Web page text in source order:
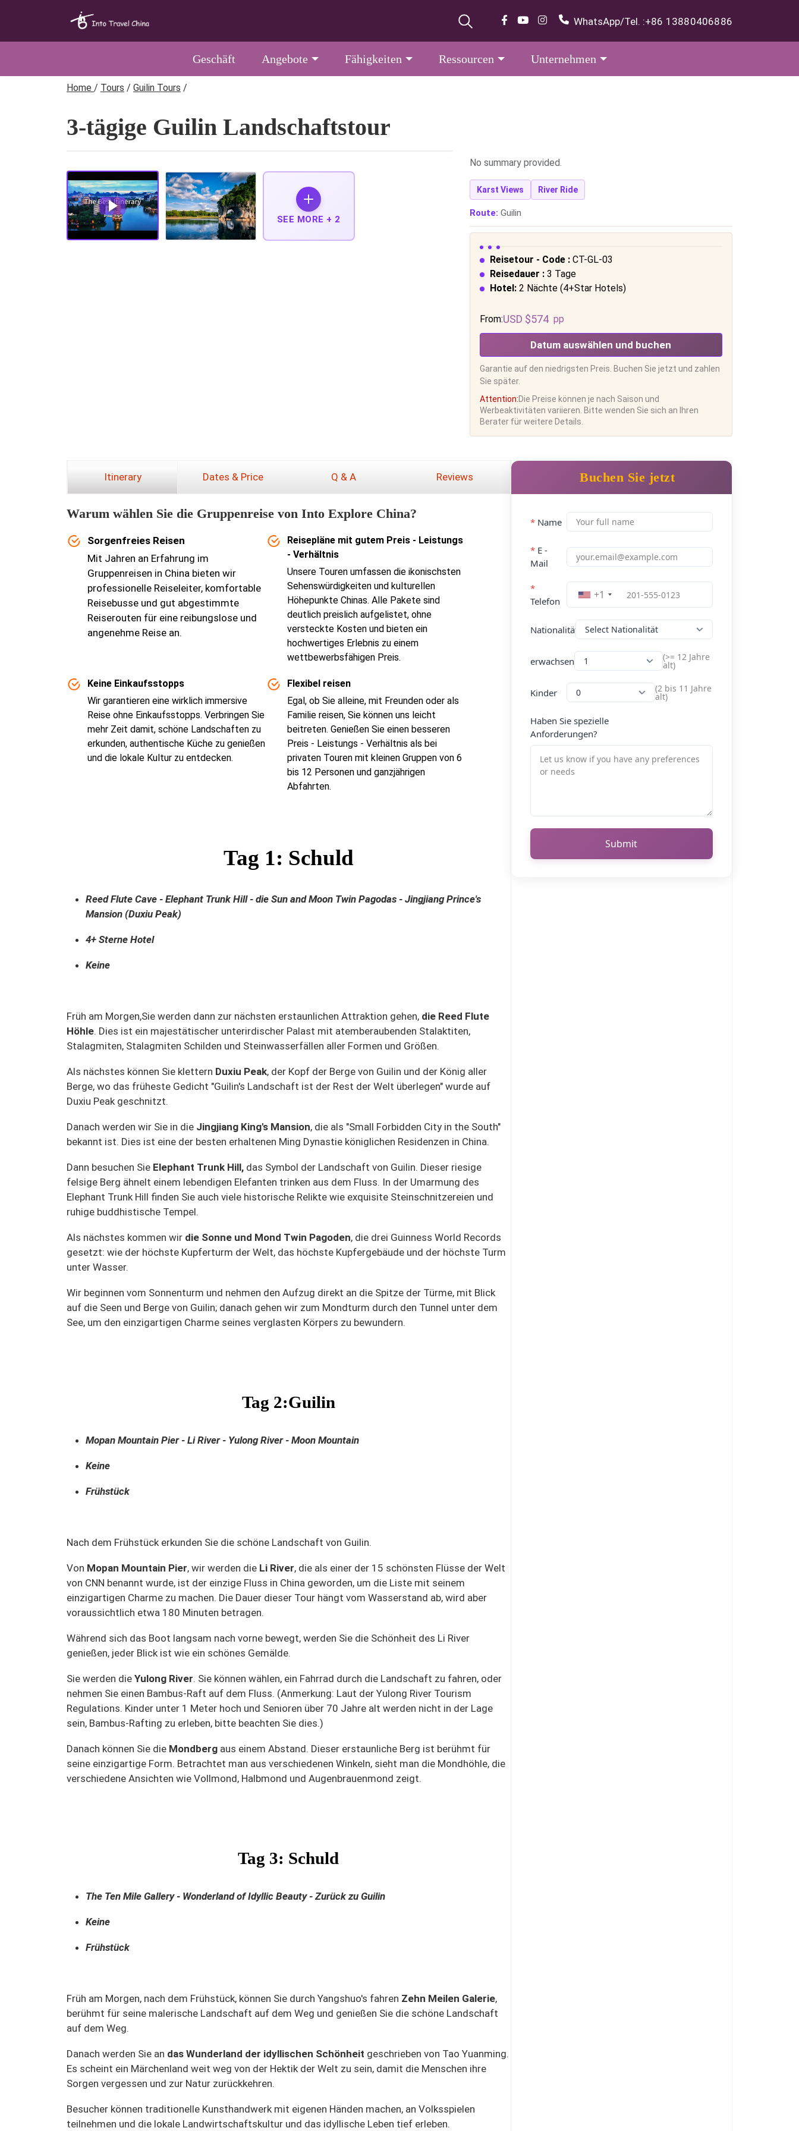
WhatsApp/Tel. :+86 13880406886
Geschäft Angebote Fähigkeiten Ressourcen Unternehmen
Home / Tours / Guilin Tours /
3-tägige Guilin Landschaftstour
SEE MORE + 2
No summary provided.
Karst Views River Ride
Route: Guilin
Reisetour - Code : CT-GL-03
Reisedauer : 3 Tage
Hotel: 2 Nächte (4+Star Hotels)
From:USD $574pp
Datum auswählen und buchen
Garantie auf den niedrigsten Preis. Buchen Sie jetzt und zahlen
Sie später.
Attention:Die Preise können je nach Saison und
Werbeaktivitäten variieren. Bitte wenden Sie sich an Ihren
Berater für weitere Details.
Itinerary Dates & Price Q & A Reviews
Warum wählen Sie die Gruppenreise von Into Explore China?
Sorgenfreies Reisen
Mit Jahren an Erfahrung im
Gruppenreisen in China bieten wir
professionelle Reiseleiter, komfortable
Reisebusse und gut abgestimmte
Reiserouten für eine reibungslose und
angenehme Reise an.
Reisepläne mit gutem Preis - Leistungs
- Verhältnis
Unsere Touren umfassen die ikonischsten
Sehenswürdigkeiten und kulturellen
Höhepunkte Chinas. Alle Pakete sind
deutlich preislich aufgelistet, ohne
versteckte Kosten und bieten ein
hochwertiges Erlebnis zu einem
wettbewerbsfähigen Preis.
Keine Einkaufsstopps
Wir garantieren eine wirklich immersive
Reise ohne Einkaufsstopps. Verbringen Sie
mehr Zeit damit, schöne Landschaften zu
erkunden, authentische Küche zu genießen
und die lokale Kultur zu entdecken.
Flexibel reisen
Egal, ob Sie alleine, mit Freunden oder als
Familie reisen, Sie können uns leicht
beitreten. Genießen Sie einen besseren
Preis - Leistungs - Verhältnis als bei
privaten Touren mit kleinen Gruppen von 6
bis 12 Personen und ganzjährigen
Abfahrten.
Tag 1: Schuld
Reed Flute Cave - Elephant Trunk Hill - die Sun and Moon Twin Pagodas - Jingjiang Prince's
Mansion (Duxiu Peak)
4+ Sterne Hotel
Keine
Früh am Morgen,Sie werden dann zur nächsten erstaunlichen Attraktion gehen, die Reed Flute
Höhle. Dies ist ein majestätischer unterirdischer Palast mit atemberaubenden Stalaktiten,
Stalagmiten, Stalagmiten Schilden und Steinwasserfällen aller Formen und Größen.
Als nächstes können Sie klettern Duxiu Peak, der Kopf der Berge von Guilin und der König aller
Berge, wo das früheste Gedicht "Guilin's Landschaft ist der Rest der Welt überlegen" wurde auf
Duxiu Peak geschnitzt.
Danach werden wir Sie in die Jingjiang King's Mansion, die als "Small Forbidden City in the South"
bekannt ist. Dies ist eine der besten erhaltenen Ming Dynastie königlichen Residenzen in China.
Dann besuchen Sie Elephant Trunk Hill, das Symbol der Landschaft von Guilin. Dieser riesige
felsige Berg ähnelt einem lebendigen Elefanten trinken aus dem Fluss. In der Umarmung des
Elephant Trunk Hill finden Sie auch viele historische Relikte wie exquisite Steinschnitzereien und
ruhige buddhistische Tempel.
Als nächstes kommen wir die Sonne und Mond Twin Pagoden, die drei Guinness World Records
gesetzt: wie der höchste Kupferturm der Welt, das höchste Kupfergebäude und der höchste Turm
unter Wasser.
Wir beginnen vom Sonnenturm und nehmen den Aufzug direkt an die Spitze der Türme, mit Blick
auf die Seen und Berge von Guilin; danach gehen wir zum Mondturm durch den Tunnel unter dem
See, um den einzigartigen Charme seines verglasten Körpers zu bewundern.
Tag 2:Guilin
Mopan Mountain Pier - Li River - Yulong River - Moon Mountain
Keine
Frühstück
Nach dem Frühstück erkunden Sie die schöne Landschaft von Guilin.
Von Mopan Mountain Pier, wir werden die Li River, die als einer der 15 schönsten Flüsse der Welt
von CNN benannt wurde, ist der einzige Fluss in China geworden, um die Liste mit seinem
einzigartigen Charme zu machen. Die Dauer dieser Tour hängt vom Wasserstand ab, wird aber
voraussichtlich etwa 180 Minuten betragen.
Während sich das Boot langsam nach vorne bewegt, werden Sie die Schönheit des Li River
genießen, jeder Blick ist wie ein schönes Gemälde.
Sie werden die Yulong River. Sie können wählen, ein Fahrrad durch die Landschaft zu fahren, oder
nehmen Sie einen Bambus-Raft auf dem Fluss. (Anmerkung: Laut der Yulong River Tourism
Regulations. Kinder unter 1 Meter hoch und Senioren über 70 Jahre alt werden nicht in der Lage
sein, Bambus-Rafting zu erleben, bitte beachten Sie dies.)
Danach können Sie die Mondberg aus einem Abstand. Dieser erstaunliche Berg ist berühmt für
seine einzigartige Form. Betrachtet man aus verschiedenen Winkeln, sieht man die Mondhöhle, die
verschiedene Ansichten wie Vollmond, Halbmond und Augenbrauenmond zeigt.
Tag 3: Schuld
The Ten Mile Gallery - Wonderland of Idyllic Beauty - Zurück zu Guilin
Keine
Frühstück
Früh am Morgen, nach dem Frühstück, können Sie durch Yangshuo's fahren Zehn Meilen Galerie,
berühmt für seine malerische Landschaft auf dem Weg und genießen Sie die schöne Landschaft
auf dem Weg.
Danach werden Sie an das Wunderland der idyllischen Schönheit geschrieben von Tao Yuanming.
Es scheint ein Märchenland weit weg von der Hektik der Welt zu sein, damit die Menschen ihre
Sorgen vergessen und zur Natur zurückkehren.
Besucher können traditionelle Kunsthandwerk mit eigenen Händen machen, an Volksspielen
teilnehmen und die lokale Landwirtschaftskultur und das idyllische Leben tief erleben.
Buchen Sie jetzt
* Name
* E -
Mail
*
Telefon
+1
Nationalität
erwachsen (>= 12 Jahre
alt)
Kinder (2 bis 11 Jahre
alt)
Haben Sie spezielle
Anforderungen?